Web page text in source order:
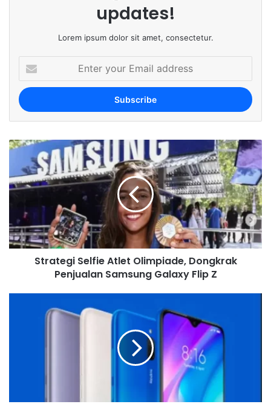
updates!
Lorem ipsum dolor sit amet, consectetur.
e
o
u
E
m
l
a
e
Strategi Selfie Atlet Olimpiade, Dongkrak
Penjualan Samsung Galaxy Flip Z